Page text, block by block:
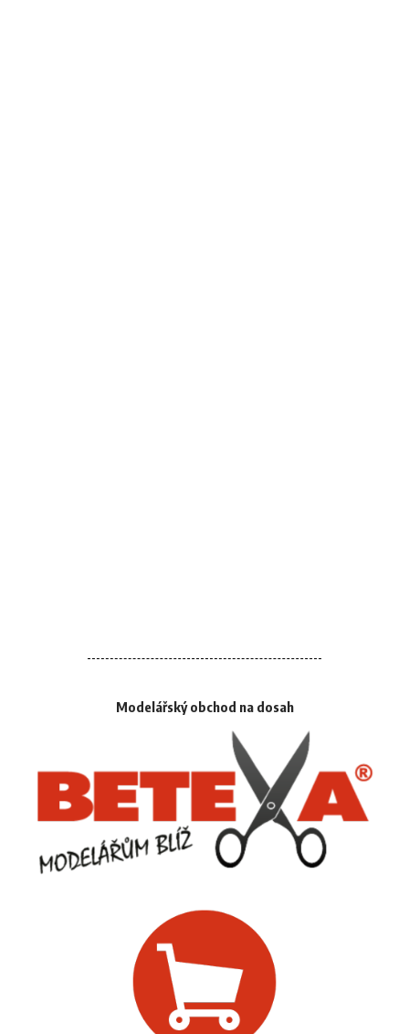
Modelářský obchod na dosah